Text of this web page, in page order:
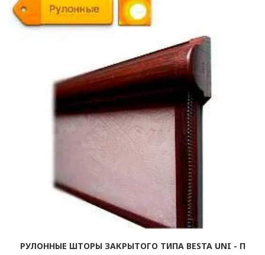
РУЛОННЫЕ ШТОРЫ ЗАКРЫТОГО ТИПА BESTA UNI - П